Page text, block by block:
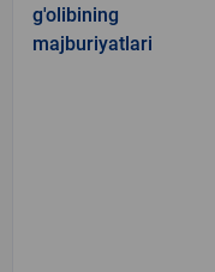
g'olibining
majburiyatlari